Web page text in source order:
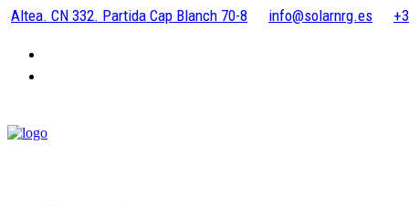
Altea. CN 332. Partida Cap Blanch 70-8 info@solarnrg.es